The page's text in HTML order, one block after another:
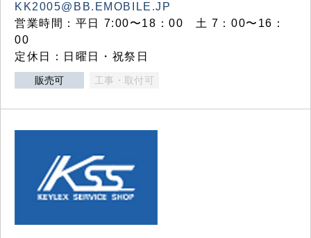
KK2005@BB.EMOBILE.JP
営業時間：平日 7:00〜18：00 土 7：00〜16：
00
定休日：日曜日・祝祭日
販売可 工事・取付可